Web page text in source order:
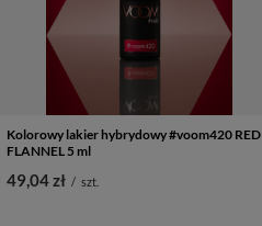
Kolorowy lakier hybrydowy #voom420 RED
FLANNEL 5 ml
49,04 zł / szt.